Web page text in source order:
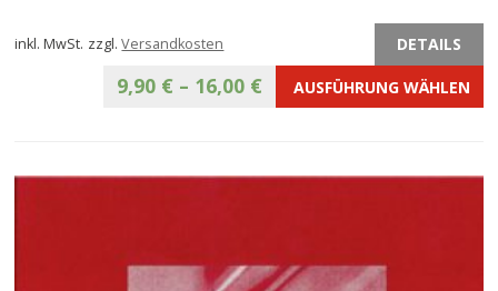
inkl. MwSt. zzgl.Versandkosten DETAILS
9,90 €– 16,00 € AUSFÜHRUNG WÄHLEN